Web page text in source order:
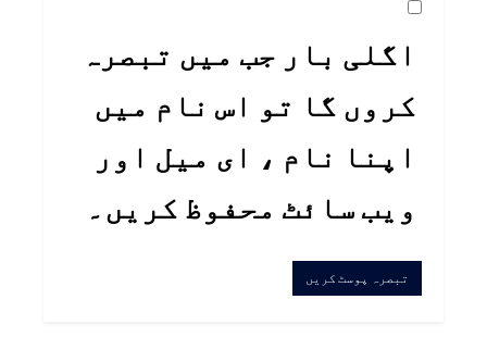
اگلی بار جب میں تبصرہ
کروں گا تو اس نام میں
اپنا نام ، ای میل اور
ویب سائٹ محفوظ کریں۔